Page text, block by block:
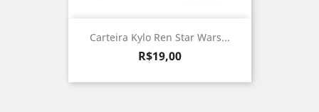
Carteira Kylo Ren Star Wars...
Preço
R$19,00